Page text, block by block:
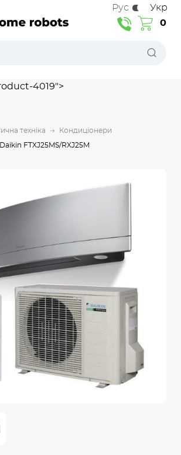
4019">
0
Рус Укр
техніка Кондиціонери
FTXJ25MS/RXJ25M